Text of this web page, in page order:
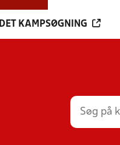
KAMPSØGNING